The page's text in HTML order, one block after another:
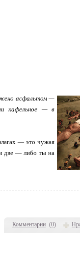
Комментарии (0)
асфальтом —
кафельное — в
— это чужая
две — либо ты на